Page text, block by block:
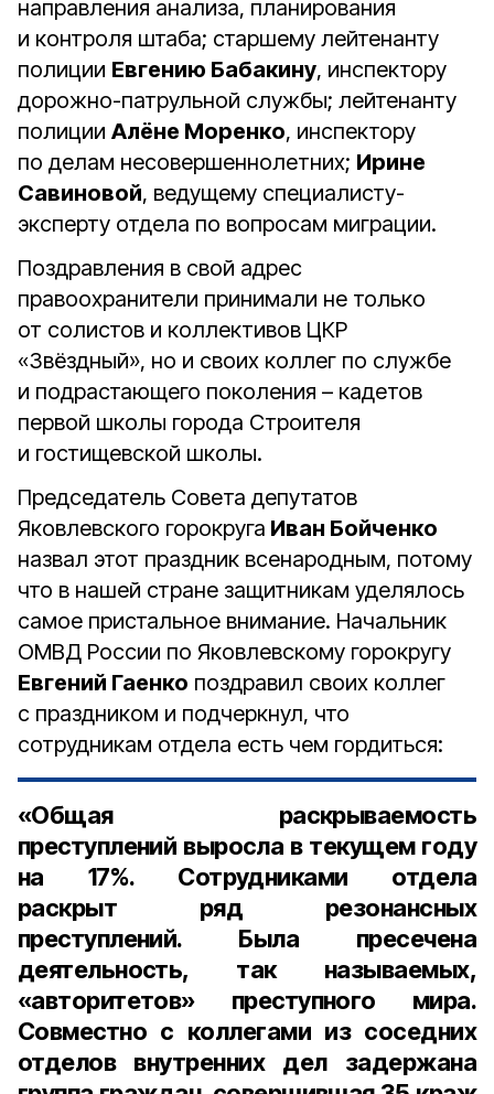
направления анализа, планирования
и контроля штаба; старшему лейтенанту
полиции Евгению Бабакину, инспектору
дорожно-патрульной службы; лейтенанту
полиции Алёне Моренко, инспектору
по делам несовершеннолетних; Ирине
Савиновой, ведущему специалисту-
эксперту отдела по вопросам миграции.
Поздравления в свой адрес
правоохранители принимали не только
от солистов и коллективов ЦКР
«Звёздный», но и своих коллег по службе
и подрастающего поколения – кадетов
первой школы города Строителя
и гостищевской школы.
Председатель Совета депутатов
Яковлевского горокруга Иван Бойченко
назвал этот праздник всенародным, потому
что в нашей стране защитникам уделялось
самое пристальное внимание. Начальник
ОМВД России по Яковлевскому горокругу
Евгений Гаенко поздравил своих коллег
с праздником и подчеркнул, что
сотрудникам отдела есть чем гордиться:
«Общая раскрываемость
преступлений выросла в текущем году
на 17%. Сотрудниками отдела
раскрыт ряд резонансных
преступлений. Была пресечена
деятельность, так называемых,
«авторитетов» преступного мира.
Совместно с коллегами из соседних
отделов внутренних дел задержана